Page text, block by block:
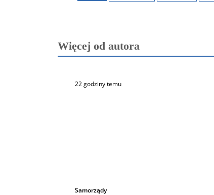
Więcej od autora
22 godziny temu
Samorządy